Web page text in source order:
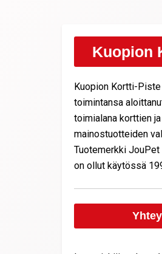
Kuopion
Kuopion Kortti-
toimintansa
toimialana korttien
mainostuotteiden
Tuotemerkki
on ollut käytössä